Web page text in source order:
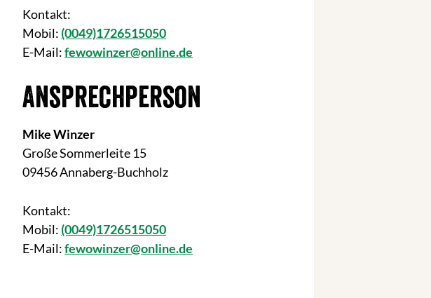
Kontakt:
Mobil: (0049)1726515050
E-Mail:fewowinzer@online.de
Ansprechperson
Mike Winzer
Große Sommerleite 15
09456 Annaberg-Buchholz
Kontakt:
Mobil: (0049)1726515050
E-Mail:fewowinzer@online.de